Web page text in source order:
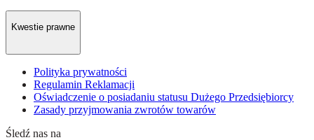
Kwestie prawne
Polityka prywatności
Regulamin Reklamacji
Oświadczenie o posiadaniu statusu Dużego Przedsiębiorcy
Zasady przyjmowania zwrotów towarów
Śledź nas na